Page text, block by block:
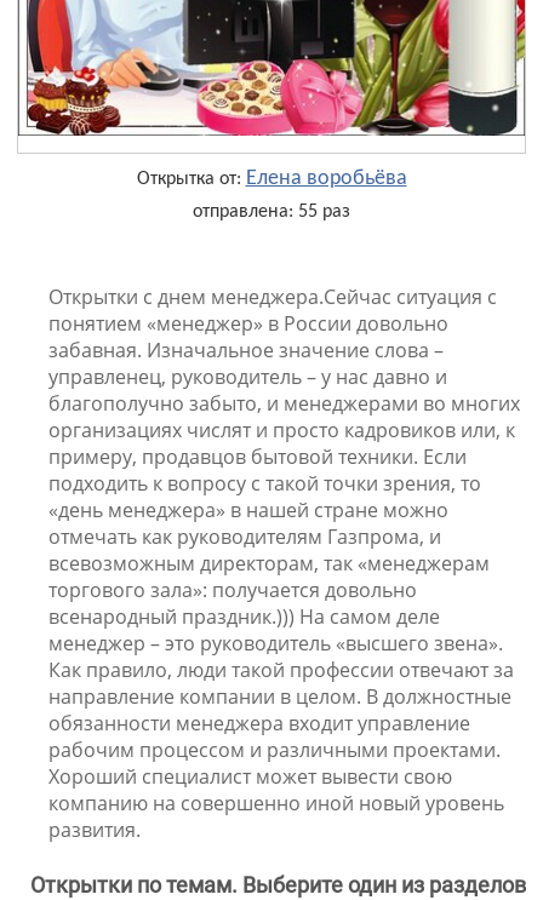
Открытка от: Елена воробьёва
отправлена: 55 раз
Открытки с днем менеджера.Сейчас ситуация с
понятием «менеджер» в России довольно
забавная. Изначальное значение слова –
управленец, руководитель – у нас давно и
благополучно забыто, и менеджерами во многих
организациях числят и просто кадровиков или, к
примеру, продавцов бытовой техники. Если
подходить к вопросу с такой точки зрения, то
«день менеджера» в нашей стране можно
отмечать как руководителям Газпрома, и
всевозможным директорам, так «менеджерам
торгового зала»: получается довольно
всенародный праздник.))) На самом деле
менеджер – это руководитель «высшего звена».
Как правило, люди такой профессии отвечают за
направление компании в целом. В должностные
обязанности менеджера входит управление
рабочим процессом и различными проектами.
Хороший специалист может вывести свою
компанию на совершенно иной новый уровень
развития.
Открытки по темам. Выберите один из разделов